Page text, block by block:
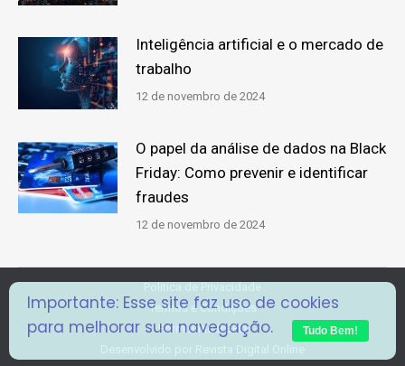
Inteligência artificial e o mercado de
trabalho
12 de novembro de 2024
O papel da análise de dados na Black
Friday: Como prevenir e identificar
fraudes
12 de novembro de 2024
Termos e Condições
Formulário RGPD
Importante: Esse site faz uso de cookies
para melhorar sua navegação.
Tudo Bem!